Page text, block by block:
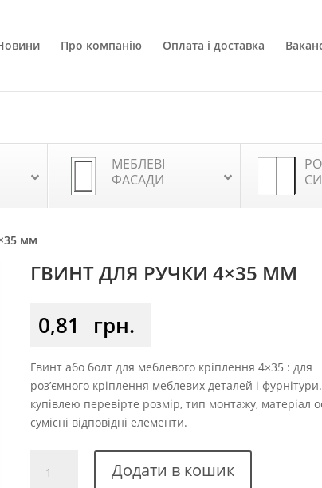
Про компанію Оплата і доставка
МЕБЛЕВІ
ФАСАДИ
мм
ГВИНТ ДЛЯ РУЧКИ 4×35 ММ
0,81 грн.
Гвинт або болт для меблевого кріплення 4×35 : для
роз’ємного кріплення меблевих деталей і
купівлею перевірте розмір, тип монтажу, матеріал
сумісні відповідні елементи.
для
Додати в кошик